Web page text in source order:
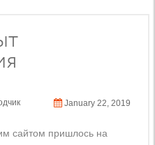
January 22, 2019
сайтом пришлось на